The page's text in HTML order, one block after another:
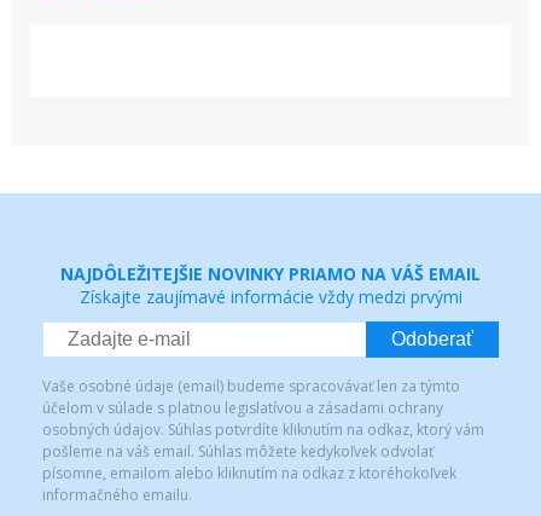
NAJDÔLEŽITEJŠIE NOVINKY PRIAMO NA VÁŠ EMAIL
Získajte zaujímavé informácie vždy medzi prvými
Odoberať
Vaše osobné údaje (email) budeme spracovávať len za týmto
účelom v súlade s platnou legislatívou a zásadami ochrany
osobných údajov. Súhlas potvrdíte kliknutím na odkaz, ktorý vám
pošleme na váš email. Súhlas môžete kedykoľvek odvolať
písomne, emailom alebo kliknutím na odkaz z ktoréhokoľvek
informačného emailu.